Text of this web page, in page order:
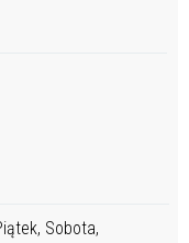
Sobota,